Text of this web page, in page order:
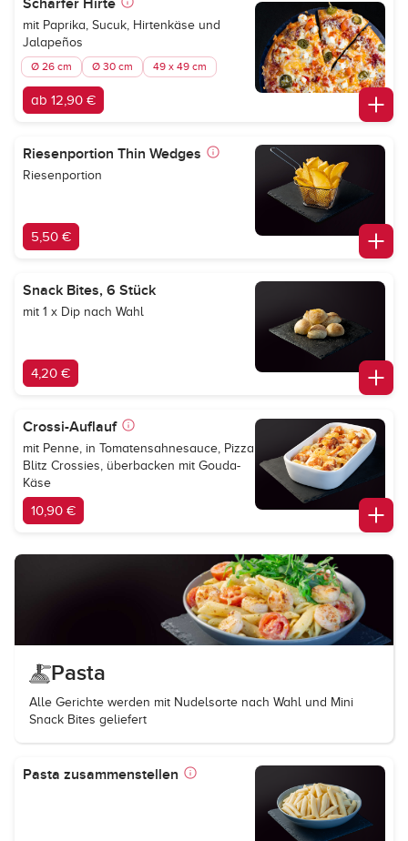
Scharfer Hirte
mit Paprika, Sucuk, Hirtenkäse und
Jalapeños
Ø 26 cm Ø 30 cm 49 x 49 cm
ab 12,90 €
Riesenportion Thin Wedges
Riesenportion
5,50 €
Snack Bites, 6 Stück
mit 1 x Dip nach Wahl
4,20 €
Crossi-Auflauf
mit Penne, in Tomatensahnesauce, Pizza
Blitz Crossies, überbacken mit Gouda-
Käse
10,90 €
Pasta
Alle Gerichte werden mit Nudelsorte nach Wahl und Mini
Snack Bites geliefert
Pasta zusammenstellen